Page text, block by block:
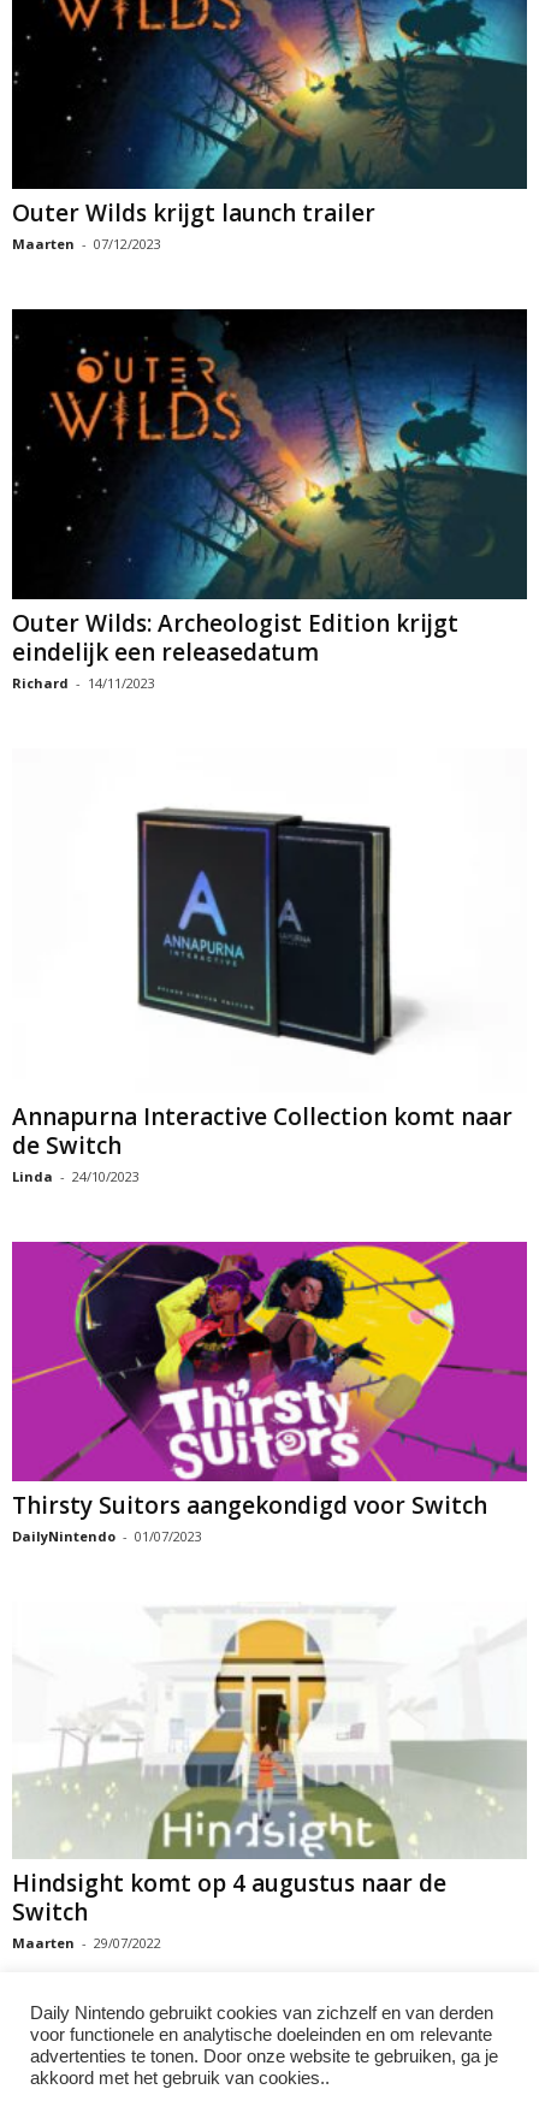
Outer Wilds krijgt launch trailer
Maarten - 07/12/2023
Outer Wilds: Archeologist Edition krijgt
eindelijk een releasedatum
Richard - 14/11/2023
Annapurna Interactive Collection komt naar
de Switch
Linda - 24/10/2023
Thirsty Suitors aangekondigd voor Switch
DailyNintendo - 01/07/2023
Hindsight komt op 4 augustus naar de
Switch
Maarten - 29/07/2022
1 2
Daily Nintendo gebruikt cookies van zichzelf en van derden
voor functionele en analytische doeleinden en om relevante
advertenties te tonen. Door onze website te gebruiken, ga je
akkoord met het gebruik van cookies..